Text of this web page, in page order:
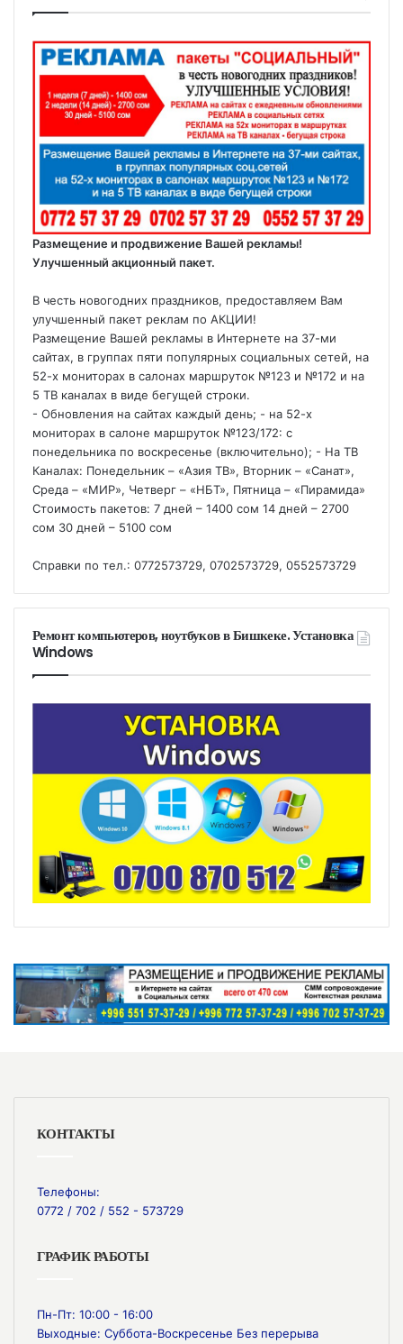
Размещение и продвижение Вашей рекламы!
Улучшенный акционный пакет.
В честь новогодних праздников, предоставляем Вам
улучшенный пакет реклам по АКЦИИ!
Размещение Вашей рекламы в Интернете на 37-ми
сайтах, в группах пяти популярных социальных сетей, на
52-х мониторах в салонах маршруток №123 и №172 и на
5 ТВ каналах в виде бегущей строки.
- Обновления на сайтах каждый день; - на 52-х
мониторах в салоне маршруток №123/172: с
понедельника по воскресенье (включительно); - На ТВ
Каналах: Понедельник – «Азия ТВ», Вторник – «Санат»,
Среда – «МИР», Четверг – «НБТ», Пятница – «Пирамида»
Стоимость пакетов: 7 дней – 1400 сом 14 дней – 2700
сом 30 дней – 5100 сом
Справки по тел.: 0772573729, 0702573729, 0552573729
Ремонт компьютеров, ноутбуков в Бишкеке. Установка
Windows
КОНТАКТЫ
Телефоны:
0772 / 702 / 552 - 573729
ГРАФИК РАБОТЫ
Пн-Пт: 10:00 - 16:00
Выходные: Суббота-Воскресенье Без перерыва